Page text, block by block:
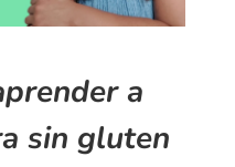
a
sin gluten